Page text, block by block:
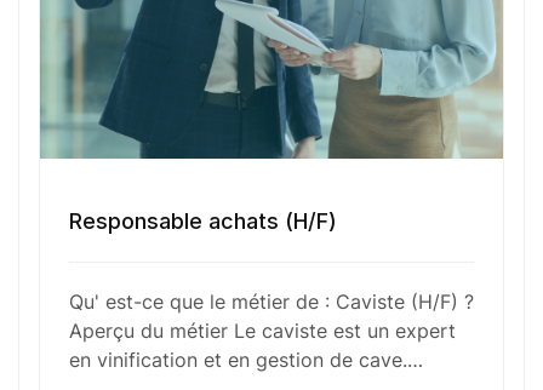
Numéro de téléphone
Sélectionner une agence Oxygène Intérim/ BTT
Glisser & déposer les fichiers ici
ou
Parcourir les fichiers
Responsable achats (H/F)
Qu' est-ce que le métier de : Caviste (H/F) ?
Aperçu du métier Le caviste est un expert
en vinification et en gestion de cave.…